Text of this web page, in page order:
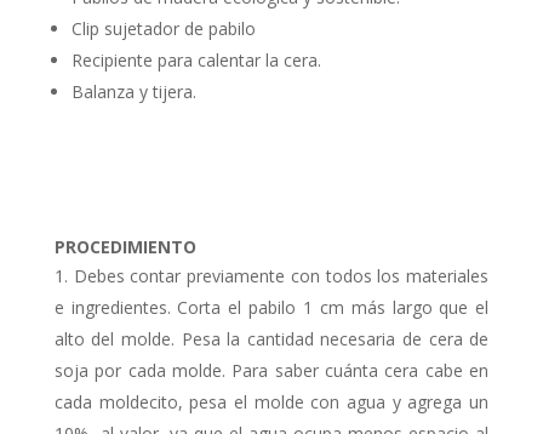
Clip sujetador de pabilo
Recipiente para calentar la cera.
Balanza y tijera.
PROCEDIMIENTO
Debes contar previamente con todos los materiales
e ingredientes. Corta el pabilo 1 cm más largo que el
alto del molde. Pesa la cantidad necesaria de cera de
soja por cada molde. Para saber cuánta cera cabe en
cada moldecito, pesa el molde con agua y agrega un